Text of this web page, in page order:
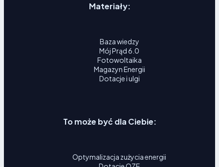
Materiały:
Baza wiedzy
Mój Prąd 6.0
Fotowoltaika
Magazyn Energii
Dotacje i ulgi
To może być dla Ciebie:
Optymalizacja zużycia energii